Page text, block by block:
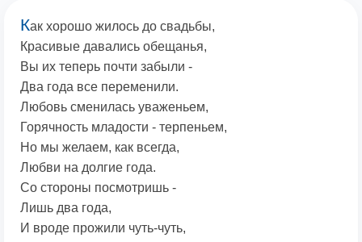
Как хорошо жилось до свадьбы,
Красивые давались обещанья,
Вы их теперь почти забыли -
Два года все переменили.
Любовь сменилась уваженьем,
Горячность младости - терпеньем,
Но мы желаем, как всегда,
Любви на долгие года.
Со стороны посмотришь -
Лишь два года,
И вроде прожили чуть-чуть,